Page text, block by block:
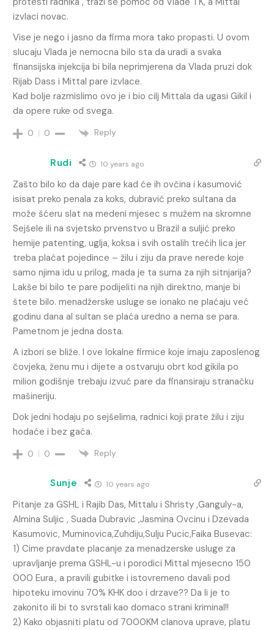
izvlaci novac.
Vise je nego i jasno da firma mora tako propasti. U ovom
slucaju Vlada je nemocna bilo sta da uradi a svaka
finansijska injekcija bi bila neprimjerena da Vlada pruzi dok
Rijab Dass i Mittal pare izvlace.
Kad bolje razmislimo ovo je i bio cilj Mittala da ugasi Gikil i
da opere ruke od svega.
0 0 Reply
Rudi 10 years ago
Zašto bilo ko da daje pare kad će ih ovčina i kasumović
isisat preko penala za koks, dubravić preko sultana da
može šćeru slat na medeni mjesec s mužem na skromne
Sejšele ili na svjetsko prvenstvo u Brazil a suljić preko
hemije patenting, uglja, koksa i svih ostalih trećih lica jer
treba plaćat pojedince – žilu i ziju da prave nerede koje
samo njima idu u prilog, mada je ta suma za njih sitnjarija?
Lakše bi bilo te pare podijeliti na njih direktno, manje bi
štete bilo. menadžerske usluge se ionako ne plaćaju već
godinu dana al sultan se plaća uredno a nema se para.
Pametnom je jedna dosta.
A izbori se bliže. I ove lokalne firmice koje imaju zaposlenog
čovjeka, ženu mu i dijete a ostvaruju obrt kod gikila po
milion godišnje trebaju izvuć pare da finansiraju stranačku
mašineriju.
Dok jedni hodaju po sejšelima, radnici koji prate žilu i ziju
hodaće i bez gaća.
0 0 Reply
Sunje 10 years ago
Pitanje za GSHL i Rajib Das, Mittalu i Shristy ,Ganguly-a,
Almina Suljic , Suada Dubravic ,Jasmina Ovcinu i Dzevada
Kasumovic, Muminovica,Zuhdiju,Sulju Pucic,Faika Busevac:
1) Cime pravdate placanje za menadzerske usluge za
upravljanje prema GSHL-u i porodici Mittal mjesecno 150
000 Eura., a pravili gubitke i istovremeno davali pod
hipoteku imovinu 70% KHK doo i drzave?? Da li je to
zakonito ili bi to svrstali kao domaco strani kriminal!!
2) Kako objasniti platu od 7000KM clanova uprave, platu